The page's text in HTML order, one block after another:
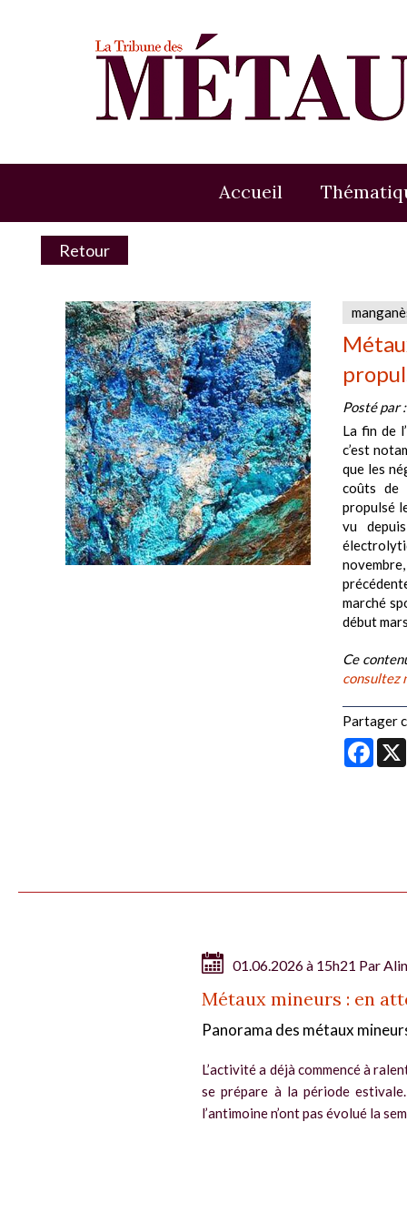
Accueil
Retour
Posté par
La fin de
c’est
que les
coûts de
propulsé
vu
marché
début
Ce
consultez
Partager
01.06.2026 à 15h21 Par
Métaux mineurs : en
Panorama des métaux
L’activité a déjà commencé à
se prépare à la période
l’antimoine n’ont pas évolué la